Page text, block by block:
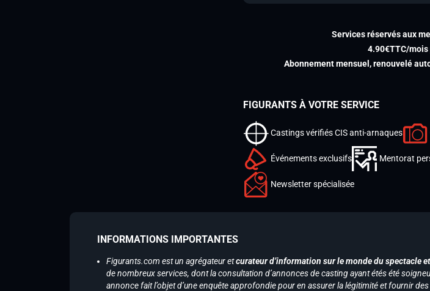
Services réservés aux
4.90€TTC/
Abonnement mensuel, renouvelé
FIGURANTS À VOTRE SERVICE
Castings vérifiés CIS anti-arnaques
Événements exclusifs Mentorat
Newsletter spécialisée
INFORMATIONS IMPORTANTES
Figurants.com est un agrégateur etcurateur d’information sur le monde du spectacle
de nombreux services, dont la consultation d’annonces de casting ayant étés été
annonce fait l’objet d’une enquête approfondie pour en assurer la légitimité et fournir